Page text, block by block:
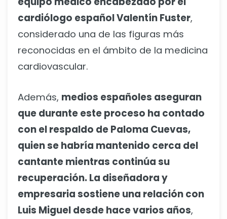
cardiólogo español Valentín Fuster,
considerado una de las figuras más
reconocidas en el ámbito de la medicina
cardiovascular.
Además, medios españoles aseguran
que durante este proceso ha contado
con el respaldo de Paloma Cuevas,
quien se habría mantenido cerca del
cantante mientras continúa su
recuperación. La diseñadora y
empresaria sostiene una relación con
Luis Miguel desde hace varios años,